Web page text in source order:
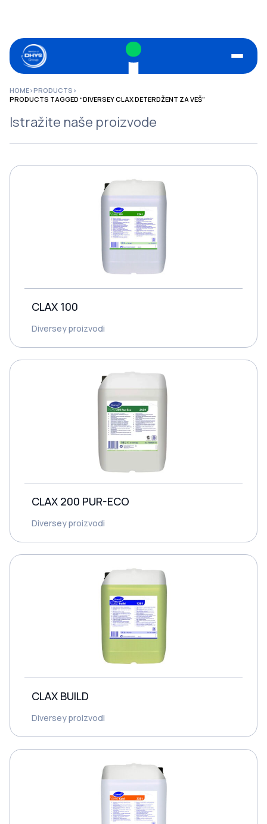
HOME>PRODUCTS >
PRODUCTS TAGGED “DIVERSEY CLAX DETERDŽENT ZA VEŠ”
Istražite naše proizvode
CLAX 100
Diversey proizvodi
CLAX 200 PUR-ECO
Diversey proizvodi
CLAX BUILD
Diversey proizvodi